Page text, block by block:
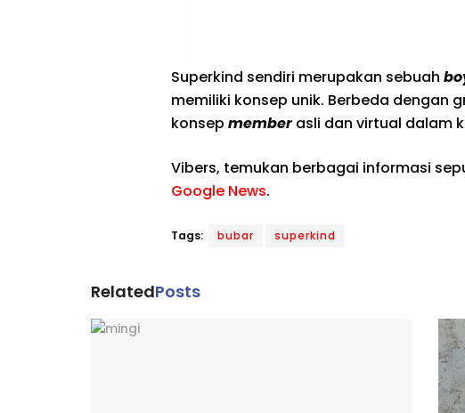
Superkind sendiri merupakan sebuah
memiliki konsep unik. Berbeda dengan
konsep memberasli dan virtual dalam
Vibers, temukan berbagai informasi
Google News.
Tags: bubar superkind
RelatedPosts